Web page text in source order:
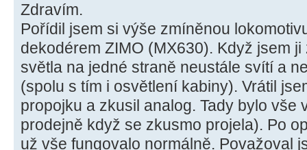
Zdravím.
Pořídil jsem si výše zmíněnou
dekodérem ZIMO (MX630). Když jsem
světla na jedné straně neustále svítí a
(spolu s tím i osvětlení kabiny). Vrátil
propojku a zkusil analog. Tady bylo vše
prodejně když se zkusmo projela). Po
už vše fungovalo normálně. Považoval